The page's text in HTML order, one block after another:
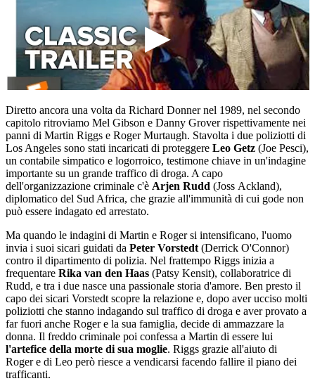
Diretto ancora una volta da Richard Donner nel 1989, nel secondo
capitolo ritroviamo Mel Gibson e Danny Grover rispettivamente nei
panni di Martin Riggs e Roger Murtaugh. Stavolta i due poliziotti di
Los Angeles sono stati incaricati di proteggere Leo Getz (Joe Pesci),
un contabile simpatico e logorroico, testimone chiave in un'indagine
importante su un grande traffico di droga. A capo
dell'organizzazione criminale c'è Arjen Rudd (Joss Ackland),
diplomatico del Sud Africa, che grazie all'immunità di cui gode non
può essere indagato ed arrestato.
Ma quando le indagini di Martin e Roger si intensificano, l'uomo
invia i suoi sicari guidati da Peter Vorstedt (Derrick O'Connor)
contro il dipartimento di polizia. Nel frattempo Riggs inizia a
frequentare Rika van den Haas (Patsy Kensit), collaboratrice di
Rudd, e tra i due nasce una passionale storia d'amore. Ben presto il
capo dei sicari Vorstedt scopre la relazione e, dopo aver ucciso molti
poliziotti che stanno indagando sul traffico di droga e aver provato a
far fuori anche Roger e la sua famiglia, decide di ammazzare la
donna. Il freddo criminale poi confessa a Martin di essere lui
l'artefice della morte di sua moglie. Riggs grazie all'aiuto di
Roger e di Leo però riesce a vendicarsi facendo fallire il piano dei
trafficanti.